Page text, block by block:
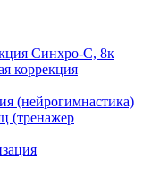
Синхро-С, 8к
коррекция
(нейрогимнастика)
(тренажер